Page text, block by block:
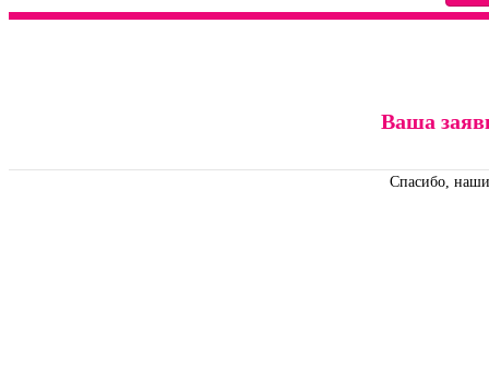
Ваша
Спасибо,